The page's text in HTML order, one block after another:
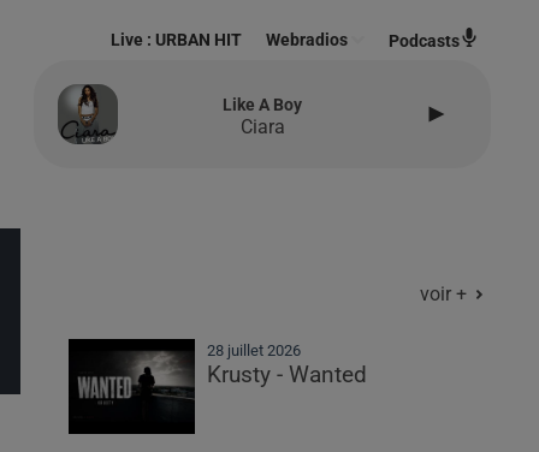
Live : URBAN HIT Webradios Podcasts
Like A Boy
Ciara
voir +
28 juillet 2026
Krusty - Wanted